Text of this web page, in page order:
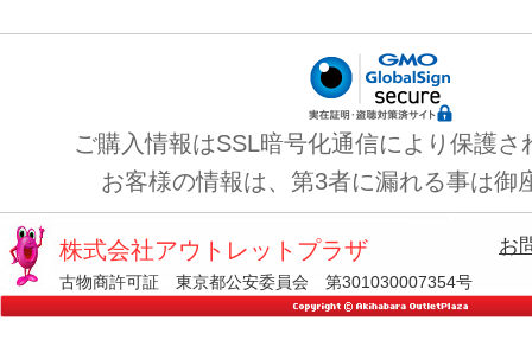
ご購入情報はSSL暗号化通信により保護さ
お客様の情報は、第3者に漏れる事は御
株式会社アウトレットプラザ
古物商許可証 東京都公安委員会 第301030007354号
お